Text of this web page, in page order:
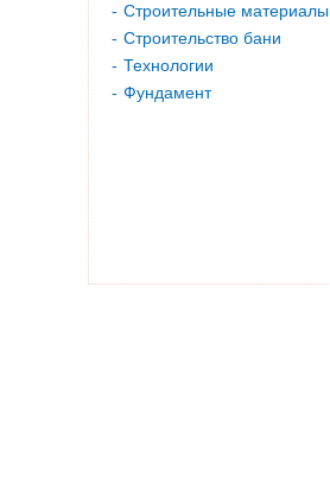
Строительные материалы
Строительство бани
Технологии
Фундамент